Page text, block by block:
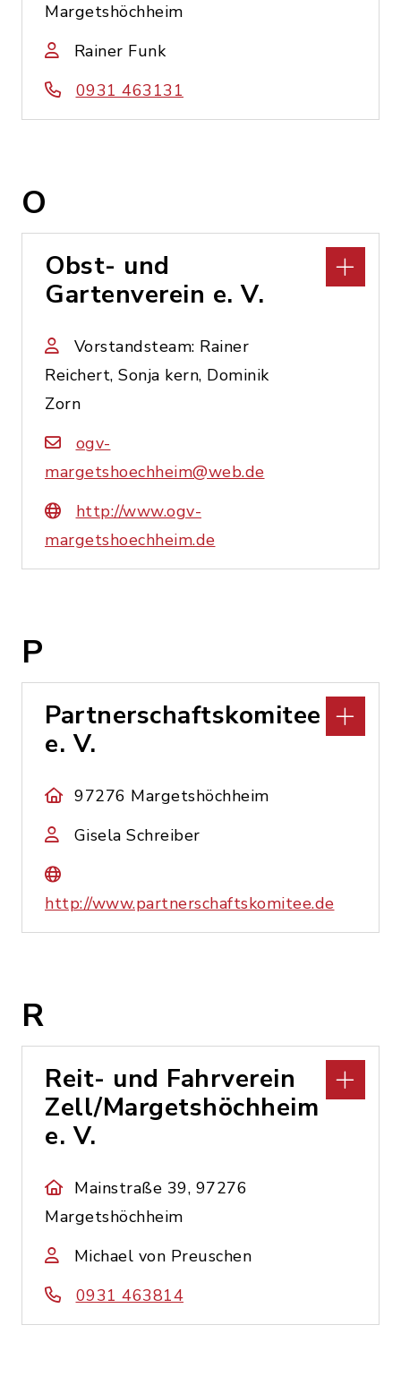
Margetshöchheim
Rainer Funk
0931 463131
O
Obst- und
Gartenverein e. V.
Vorstandsteam: Rainer
Reichert, Sonja kern, Dominik
Zorn
ogv-
margetshoechheim@web.de
http://www.ogv-
margetshoechheim.de
P
Partnerschaftskomitee
e. V.
97276 Margetshöchheim
Gisela Schreiber
http://www.partnerschaftskomitee.de
R
Reit- und Fahrverein
Zell/Margetshöchheim
e. V.
Mainstraße 39, 97276
Margetshöchheim
Michael von Preuschen
0931 463814